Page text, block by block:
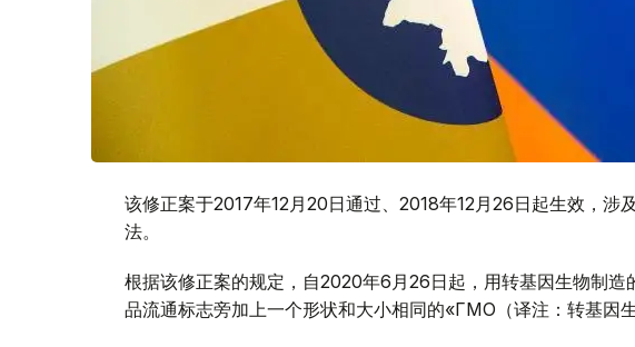
该修正案于2017年12月20日通过、2018年12月26日起生效，涉
法。
根据该修正案的规定，自2020年6月26日起，用转基因生物制
品流通标志旁加上一个形状和大小相同的«ГМО（译注：转基因生